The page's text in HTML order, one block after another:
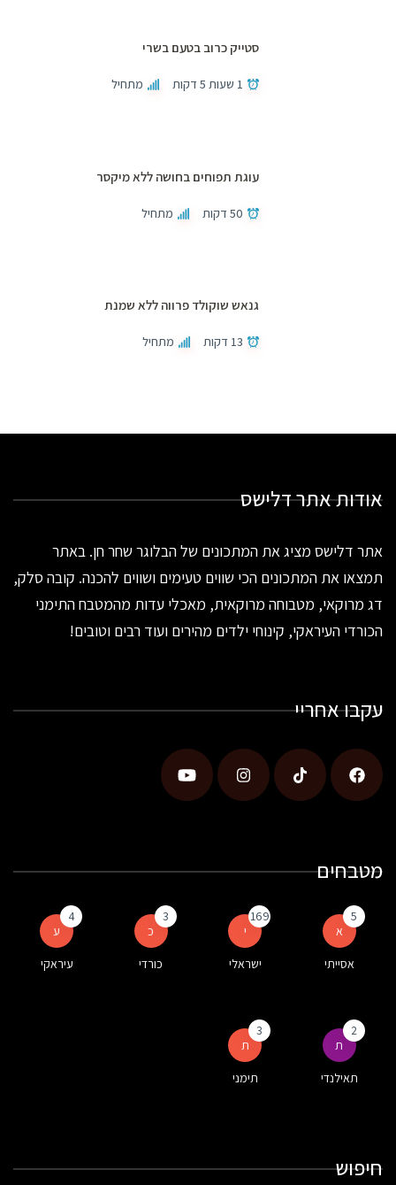
סטייק כרוב בטעם בשרי
1 שעות 5 דקות מתחיל
עוגת תפוחים בחושה ללא מיקסר
50 דקות מתחיל
גנאש שוקולד פרווה ללא שמנת
13 דקות מתחיל
אודות אתר דלישס
אתר דלישס מציג את המתכונים של הבלוגר שחר חן. באתר
תמצאו את המתכונים הכי שווים טעימים ושווים להכנה. קובה סלק,
דג מרוקאי, מטבוחה מרוקאית, מאכלי עדות מהמטבח התימני
הכורדי העיראקי, קינוחי ילדים מהירים ועוד רבים וטובים!
עקבו אחריי
מטבחים
א
5
אסייתי
י
169
ישראלי
כ
3
כורדי
ע
4
עיראקי
ת
2
תאילנדי
ת
3
תימני
חיפוש